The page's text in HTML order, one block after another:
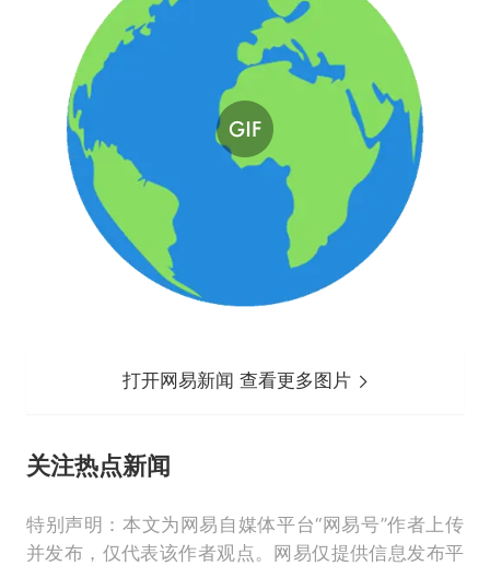
打开网易新闻 查看更多图片
关注热点新闻
特别声明：本文为网易自媒体平台“网易号”作者上传
并发布，仅代表该作者观点。网易仅提供信息发布平